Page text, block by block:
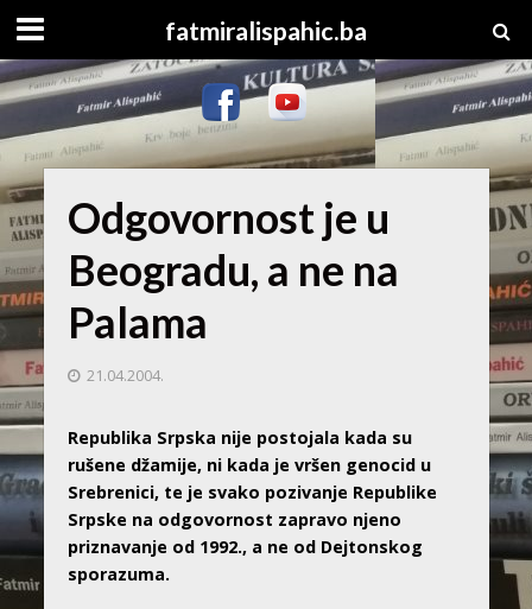
fatmiralispahic.ba
Odgovornost je u
Beogradu, a ne na
Palama
21.04.2004.
Republika Srpska nije postojala kada su
rušene džamije, ni kada je vršen genocid u
Srebrenici, te je svako pozivanje Republike
Srpske na odgovornost zapravo njeno
priznavanje od 1992., a ne od Dejtonskog
sporazuma.